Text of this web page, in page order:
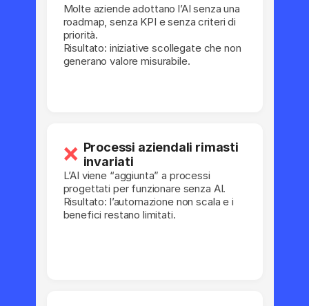
Molte aziende adottano l’AI senza una
roadmap, senza KPI e senza criteri di
priorità.
Risultato: iniziative scollegate che non
generano valore misurabile.
❌ Processi aziendali rimasti
invariati
L’AI viene “aggiunta” a processi
progettati per funzionare senza AI.
Risultato: l’automazione non scala e i
benefici restano limitati.